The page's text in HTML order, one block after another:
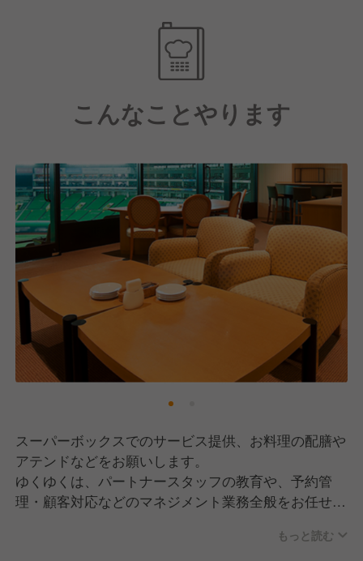
こんなことやります
スーパーボックスでのサービス提供、お料理の配膳や
アテンドなどをお願いします。
ゆくゆくは、パートナースタッフの教育や、予約管
理・顧客対応などのマネジメント業務全般をお任せし
もっと読む